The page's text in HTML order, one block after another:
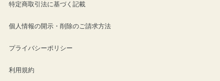
特定商取引法に基づく記載
個人情報の開示・削除のご請求方法
プライバシーポリシー
利用規約